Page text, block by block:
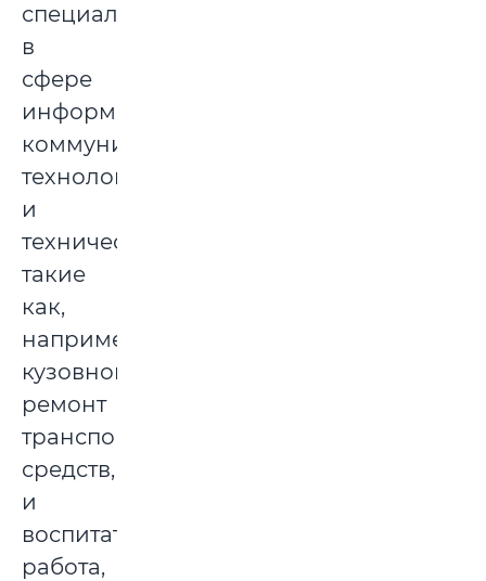
специальности
в
сфере
информационно-
коммуникационных
технологий,
и
технические,
такие
как,
например,
кузовной
ремонт
транспортных
средств,
и
воспитательная
работа,